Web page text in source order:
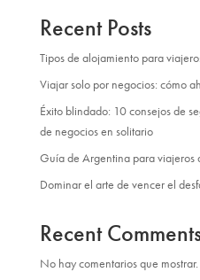
Recent Posts
Tipos de alojamiento para
Viajar solo por negocios: cómo
Éxito blindado: 10 consejos de
de negocios en solitario
Guía de Argentina para viajeros
Dominar el arte de vencer el
Recent
No hay comentarios que mostrar.